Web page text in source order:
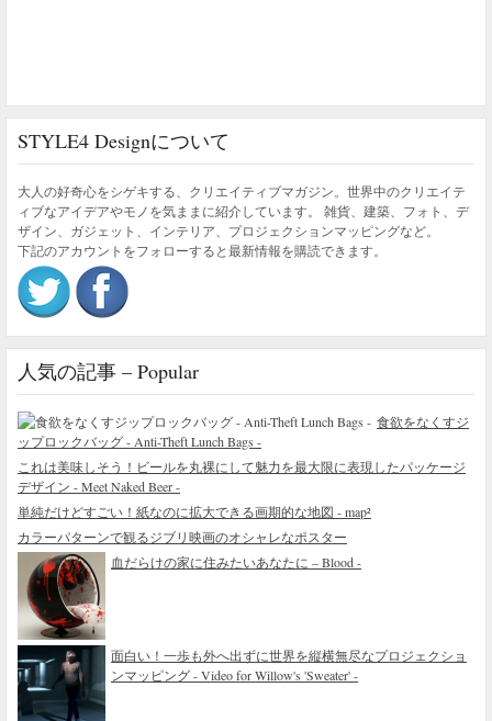
STYLE4 Designについて
大人の好奇心をシゲキする、クリエイティブマガジン。世界中のクリエイテ
ィブなアイデアやモノを気ままに紹介しています。 雑貨、建築、フォト、デ
ザイン、ガジェット、インテリア、プロジェクションマッピングなど。
下記のアカウントをフォローすると最新情報を購読できます。
人気の記事 – Popular
食欲をなくすジ
ップロックバッグ - Anti-Theft Lunch Bags -
これは美味しそう！ビールを丸裸にして魅力を最大限に表現したパッケージ
デザイン - Meet Naked Beer -
単純だけどすごい！紙なのに拡大できる画期的な地図 - map²
カラーパターンで観るジブリ映画のオシャレなポスター
血だらけの家に住みたいあなたに – Blood -
面白い！一歩も外へ出ずに世界を縦横無尽なプロジェクショ
ンマッピング - Video for Willow's 'Sweater' -